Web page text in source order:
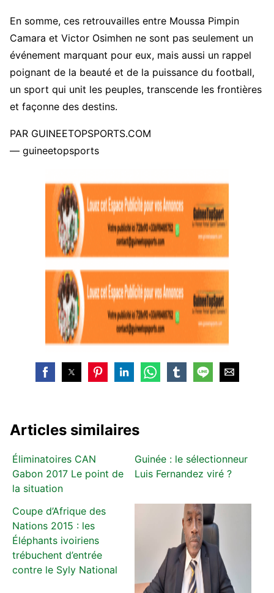
En somme, ces retrouvailles entre Moussa Pimpin
Camara et Victor Osimhen ne sont pas seulement un
événement marquant pour eux, mais aussi un rappel
poignant de la beauté et de la puissance du football,
un sport qui unit les peuples, transcende les frontières
et façonne des destins.
PAR GUINEETOPSPORTS.COM
— guineetopsports
Articles similaires
Éliminatoires CAN
Gabon 2017 Le point de
la situation
Guinée : le sélectionneur
Luis Fernandez viré ?
Coupe d’Afrique des
Nations 2015 : les
Éléphants ivoiriens
trébuchent d’entrée
contre le Syly National